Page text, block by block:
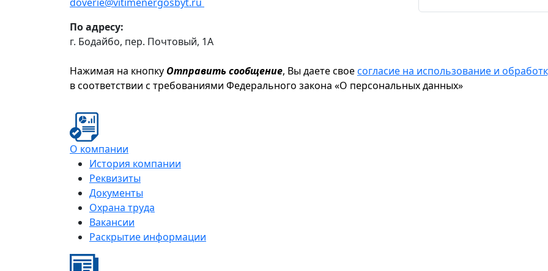
По адресу:
г. Бодайбо, пер. Почтовый, 1А
Нажимая на кнопку Отправить сообщение, Вы даете своесогласие на использование и
в соответствии с требованиями Федерального закона «О персональных данных»
О компании
История компании
Реквизиты
Документы
Охрана труда
Вакансии
Раскрытие информации